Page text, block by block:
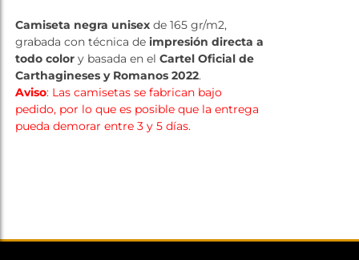
Camiseta negra unisexde 165 gr/m2,
grabada con técnica de impresión directa a
todo colory basada en el Cartel Oficial de
Carthagineses y Romanos 2022.
Aviso: Las camisetas se fabrican bajo
pedido, por lo que es posible que la entrega
pueda demorar entre 3 y 5 días.